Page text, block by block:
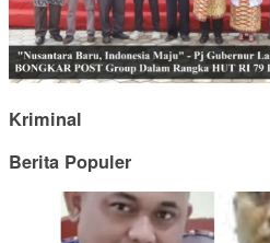
Kriminal
Berita Populer